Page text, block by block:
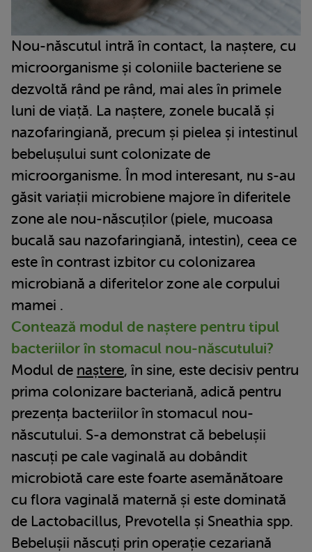
Nou-născutul intră în contact, la naștere, cu
microorganisme și coloniile bacteriene se
dezvoltă rând pe rând, mai ales în primele
luni de viață. La naștere, zonele bucală și
nazofaringiană, precum și pielea și intestinul
bebelușului sunt colonizate de
microorganisme. În mod interesant, nu s-au
găsit variații microbiene majore în diferitele
zone ale nou-născuților (piele, mucoasa
bucală sau nazofaringiană, intestin), ceea ce
este în contrast izbitor cu colonizarea
microbiană a diferitelor zone ale corpului
mamei .
Contează modul de naștere pentru tipul
bacteriilor în stomacul nou-născutului?
Modul de naștere, în sine, este decisiv pentru
prima colonizare bacteriană, adică pentru
prezența bacteriilor în stomacul nou-
născutului. S-a demonstrat că bebelușii
nascuți pe cale vaginală au dobândit
microbiotă care este foarte asemănătoare
cu flora vaginală maternă și este dominată
de Lactobacillus, Prevotella și Sneathia spp.
Bebelușii născuți prin operație cezariană